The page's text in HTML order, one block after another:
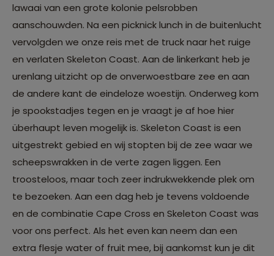
lawaai van een grote kolonie pelsrobben
aanschouwden. Na een picknick lunch in de buitenlucht
vervolgden we onze reis met de truck naar het ruige
en verlaten Skeleton Coast. Aan de linkerkant heb je
urenlang uitzicht op de onverwoestbare zee en aan
de andere kant de eindeloze woestijn. Onderweg kom
je spookstadjes tegen en je vraagt je af hoe hier
überhaupt leven mogelijk is. Skeleton Coast is een
uitgestrekt gebied en wij stopten bij de zee waar we
scheepswrakken in de verte zagen liggen. Een
troosteloos, maar toch zeer indrukwekkende plek om
te bezoeken. Aan een dag heb je tevens voldoende
en de combinatie Cape Cross en Skeleton Coast was
voor ons perfect. Als het even kan neem dan een
extra flesje water of fruit mee, bij aankomst kun je dit